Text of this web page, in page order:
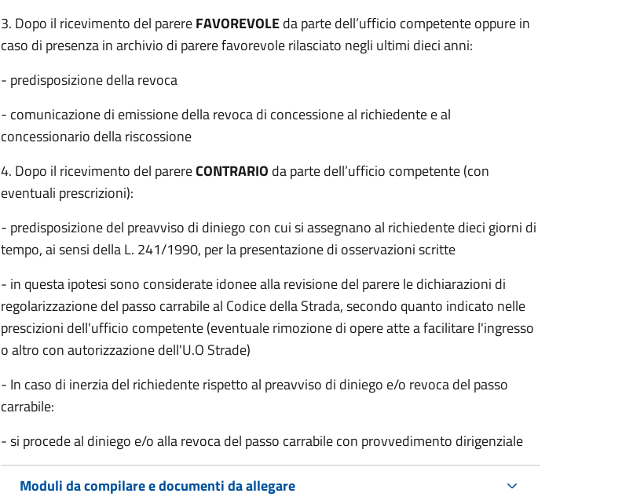
3. Dopo il ricevimento del parereFAVOREVOLEda parte dell’ufficio competente oppure in
caso di presenza in archivio di parere favorevole rilasciato negli ultimi dieci anni:
- predisposizione della revoca
- comunicazione di emissione della revoca di concessione al richiedente e al
concessionario della riscossione
4. Dopo il ricevimento del parereCONTRARIO da parte dell’ufficio competente (con
eventuali prescrizioni):
- predisposizione del preavviso di diniego con cui si assegnano al richiedente dieci giorni di
tempo, ai sensi della L. 241/1990, per la presentazione di osservazioni scritte
- in questa ipotesi sono considerate idonee alla revisione del parere le dichiarazioni di
regolarizzazione del passo carrabile al Codice della Strada, secondo quanto indicato nelle
prescizioni dell'ufficio competente (eventuale rimozione di opere atte a facilitare l'ingresso
o altro con autorizzazione dell'U.O Strade)
- In caso di inerzia del richiedente rispetto al preavviso di diniego e/o revoca del passo
carrabile:
- si procede al diniego e/o alla revoca del passo carrabile con provvedimento dirigenziale
Moduli da compilare e documenti da allegare